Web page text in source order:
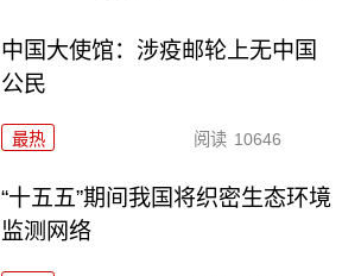
中国大使馆：涉疫邮轮上无中国
公民
最热 阅读 10646
“十五五”期间我国将织密生态环境
监测网络